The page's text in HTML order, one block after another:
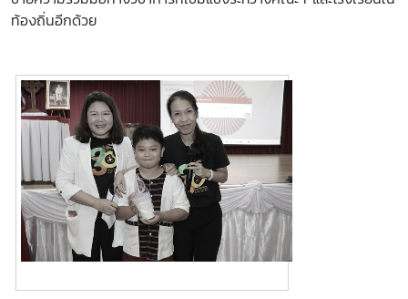
ท้องถิ่นอีกด้วย